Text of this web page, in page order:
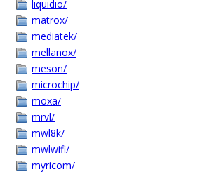
liquidio/
matrox/
mediatek/
mellanox/
meson/
microchip/
moxa/
mrvl/
mwl8k/
mwlwifi/
myricom/